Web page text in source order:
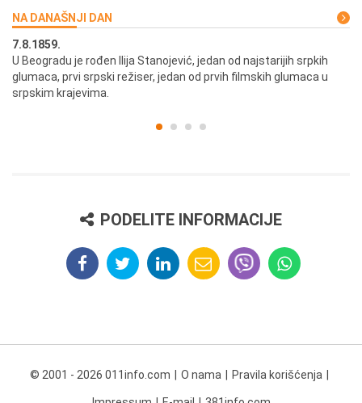
NA DANAŠNJI DAN
7.8.1859.
U Beogradu je rođen Ilija Stanojević, jedan od najstarijih srpkih
glumaca, prvi srpski režiser, jedan od prvih filmskih glumaca u
srpskim krajevima.
PODELITE INFORMACIJE
© 2001 - 2026 011info.com O nama Pravila korišćenja